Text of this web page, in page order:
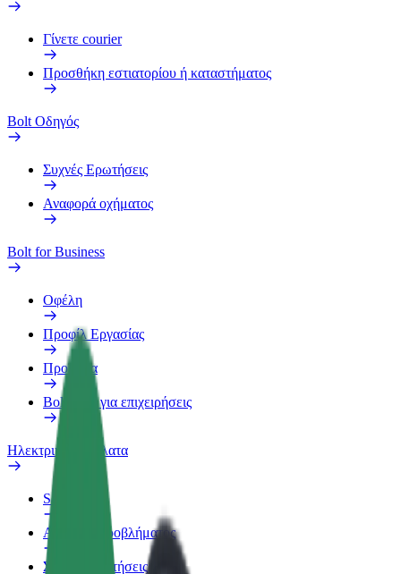
Γίνετε courier
Προσθήκη εστιατορίου ή καταστήματος
Bolt Οδηγός
Συχνές Ερωτήσεις
Αναφορά οχήματος
Bolt for Business
Οφέλη
Προφίλ Εργασίας
Προϊόντα
Bolt food για επιχειρήσεις
Ηλεκτρικά ποδήλατα
Safety Lab
Αναφορά προβλήματος
Συχνές Ερωτήσεις